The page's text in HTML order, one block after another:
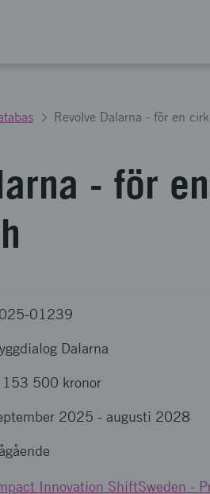
Revolve Dalarna - för en
- för
01239
Dalarna
500 kronor
2025 - augusti 2028
Innovation ShiftSweden -